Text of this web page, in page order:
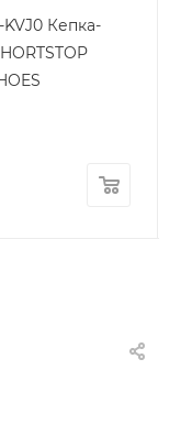
KVJ0 Кепка-